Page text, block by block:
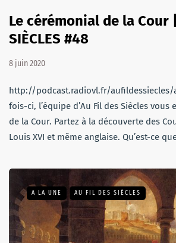
Le cérémonial de la Cour |
SIÈCLES #48
8 juin 2020
http://podcast.radiovl.fr/aufildessiecles/
fois-ci, l’équipe d’Au Fil des Siècles
de la Cour. Partez à la découverte des
Louis XVI et même anglaise. Qu’est-ce
A LA UNE AU FIL DES SIÈCLES